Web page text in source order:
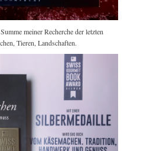
meiner Recherche der letzten
Tieren, Landschaften.